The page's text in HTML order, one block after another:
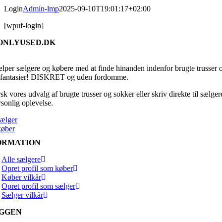
LoginAdmin-lmp2025-09-10T19:01:17+02:00
[wpuf-login]
sælgere og købere med at finde hinanden indenfor brugte trusser
DISKRET og uden fordomme.
vores udvalg af brugte trusser og sokker eller skriv direkte til
oplevelse.
Alle sælgere
Opret profil som køber
Køber vilkår
Opret profil som sælger
Sælger vilkår